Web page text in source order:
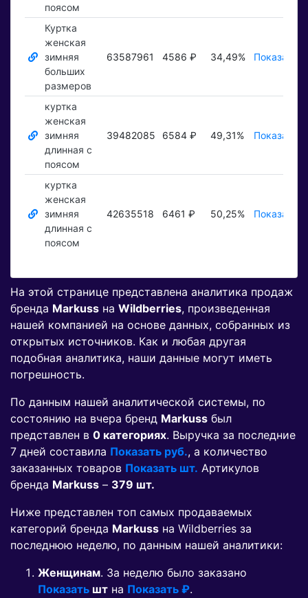
поясом
Куртка
женская
зимняя
больших
размеров
63587961 4586 ₽ 34,49% Показать ₽
куртка
женская
зимняя
длинная с
поясом
39482085 6584 ₽ 49,31% Показать ₽
куртка
женская
зимняя
длинная с
поясом
42635518 6461 ₽ 50,25% Показать ₽
На этой странице представлена аналитика продаж
бренда Markuss на Wildberries, произведенная
нашей компанией на основе данных, собранных из
открытых источников. Как и любая другая
подобная аналитика, наши данные могут иметь
погрешность.
По данным нашей аналитической системы, по
состоянию на вчера бренд Markuss был
представлен в 0 категориях. Выручка за последние
7 дней составила Показать руб., а количество
заказанных товаров Показать шт. Артикулов
бренда Markuss – 379 шт.
Ниже представлен топ самых продаваемых
категорий бренда Markuss на Wildberries за
последнюю неделю, по данным нашей аналитики:
Женщинам. За неделю было заказано
Показать шт на Показать ₽.